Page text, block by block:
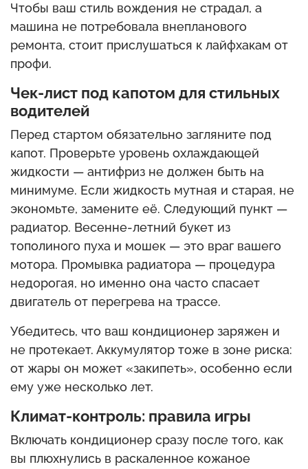
Чтобы ваш стиль вождения не страдал, а
машина не потребовала внепланового
ремонта, стоит прислушаться к лайфхакам от
профи.
Чек-лист под капотом для стильных
водителей
Перед стартом обязательно загляните под
капот. Проверьте уровень охлаждающей
жидкости — антифриз не должен быть на
минимуме. Если жидкость мутная и старая, не
экономьте, замените её. Следующий пункт —
радиатор. Весенне-летний букет из
тополиного пуха и мошек — это враг вашего
мотора. Промывка радиатора — процедура
недорогая, но именно она часто спасает
двигатель от перегрева на трассе.
Убедитесь, что ваш кондиционер заряжен и
не протекает. Аккумулятор тоже в зоне риска:
от жары он может «закипеть», особенно если
ему уже несколько лет.
Климат-контроль: правила игры
Включать кондиционер сразу после того, как
вы плюхнулись в раскаленное кожаное